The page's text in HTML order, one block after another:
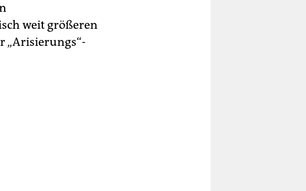
weit größeren
„Arisierungs“-